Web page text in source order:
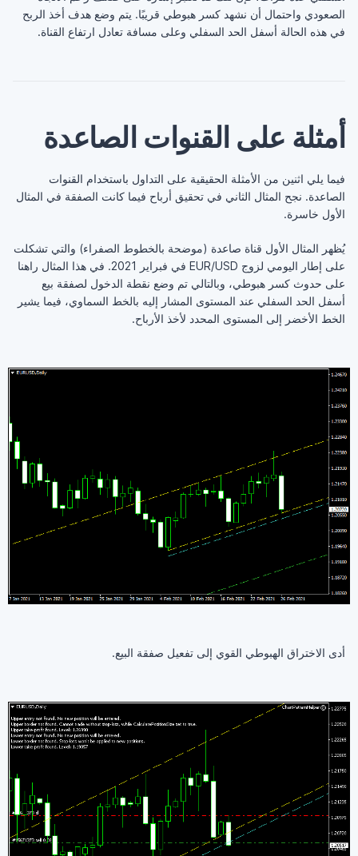
الصعودي واحتمال أن نشهد كسر هبوطي قريبًا. يتم وضع هدف أخذ الربح
في هذه الحالة أسفل الحد السفلي وعلى مسافة تعادل ارتفاع القناة.
أمثلة على القنوات الصاعدة
فيما يلي اثنين من الأمثلة الحقيقية على التداول باستخدام القنوات
الصاعدة. نجح المثال الثاني في تحقيق أرباح فيما كانت الصفقة في المثال
الأول خاسرة.
يُظهر المثال الأول قناة صاعدة (موضحة بالخطوط الصفراء) والتي تشكلت
على إطار اليومي لزوج EUR/USD في فبراير 2021. في هذا المثال راهنا
على حدوث كسر هبوطي، وبالتالي تم وضع نقطة الدخول لصفقة بيع
أسفل الحد السفلي عند المستوى المشار إليه بالخط السماوي، فيما يشير
الخط الأخضر إلى المستوى المحدد لأخذ الأرباح.
أدى الاختراق الهبوطي القوي إلى تفعيل صفقة البيع.